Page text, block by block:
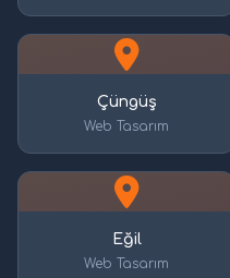
Çüngüş
Web Tasarım
Eğil
Web Tasarım